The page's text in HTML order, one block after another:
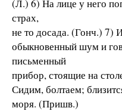
(Л.) 6) На лице у него
страх,
не то досада. (Гонч.) 7)
обыкновенный шум и
письменный
прибор, стоящие на
Сидим, болтаем;
моря. (Пришв.)